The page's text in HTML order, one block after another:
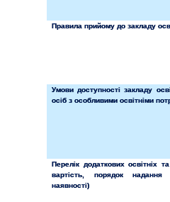
Правила прийому до закладу
Умови доступності закладу
осіб з особливими освітніми
Перелік додаткових освітніх
вартість, порядок
наявності)